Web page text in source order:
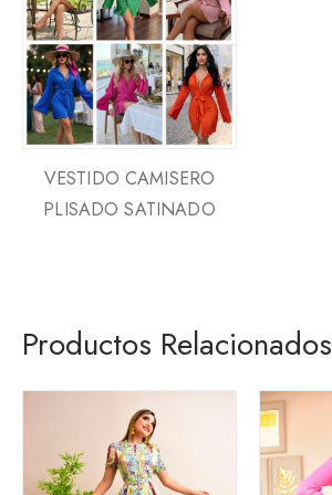
VESTIDO CAMISERO
PLISADO SATINADO
Productos Relacionados